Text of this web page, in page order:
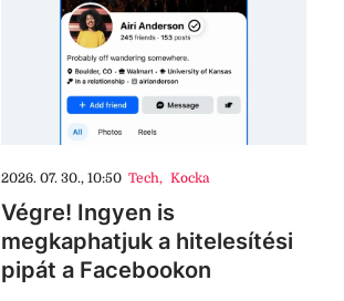
2026. 07. 30., 10:50 Tech, Kocka
Végre! Ingyen is
megkaphatjuk a hitelesítési
pipát a Facebookon